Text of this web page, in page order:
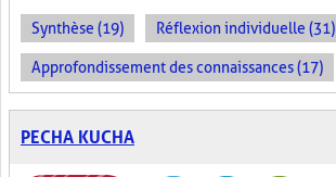
Synthèse (19) Réflexion individuelle (31)
Approfondissement des connaissances (17)
PECHA KUCHA